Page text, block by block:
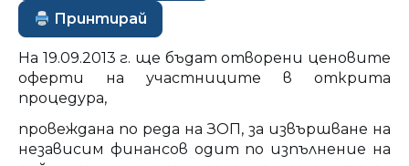
Принтирай
На 19.09.2013 г. ще бъдат отворени ценовите
оферти на участниците в открита
процедура,
провеждана по реда на ЗОП, за извършване на
независим финансов одит по изпълнение на